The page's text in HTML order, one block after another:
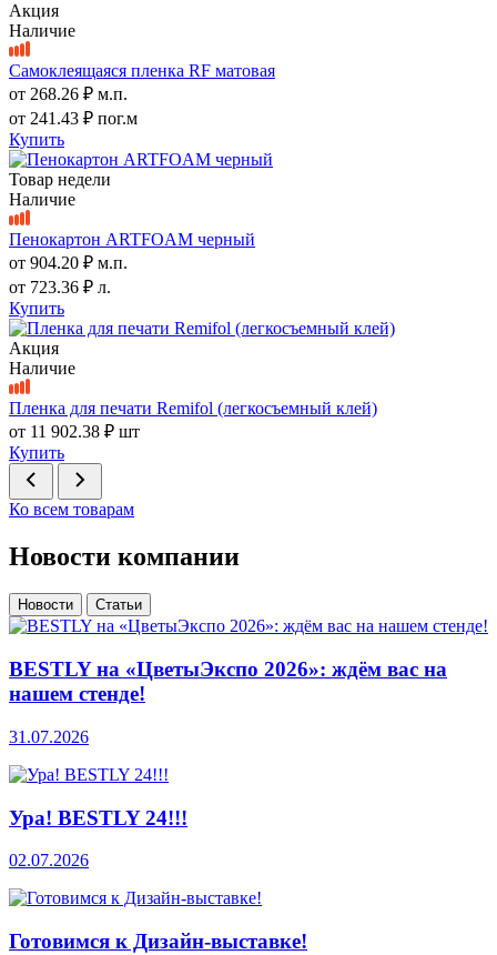
Акция
Наличие
Самоклеящаяся пленка RF матовая
от 268.26 ₽ м.п.
от 241.43 ₽ пог.м
Купить
Товар недели
Наличие
Пенокартон ARTFOAM черный
от 904.20 ₽ м.п.
от 723.36 ₽ л.
Купить
Акция
Наличие
Пленка для печати Remifol (легкосъемный клей)
от 11 902.38 ₽ шт
Купить
Ко всем товарам
Новости компании
Новости Статьи
BESTLY на «ЦветыЭкспо 2026»: ждём вас на
нашем стенде!
31.07.2026
Ура! BESTLY 24!!!
02.07.2026
Готовимся к Дизайн-выставке!